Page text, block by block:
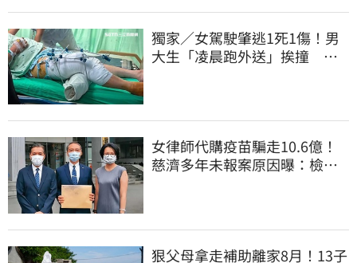
獨家／女駕駛肇逃1死1傷！男
大生「凌晨跑外送」挨撞 媽
女律師代購疫苗騙走10.6億！
慈濟多年未報案原因曝：檢警
狠父母拿走補助離家8月！13子